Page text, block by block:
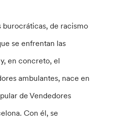
burocráticas, de racismo
se enfrentan las
en concreto, el
ambulantes, nace en
de Vendedores
Con él, se